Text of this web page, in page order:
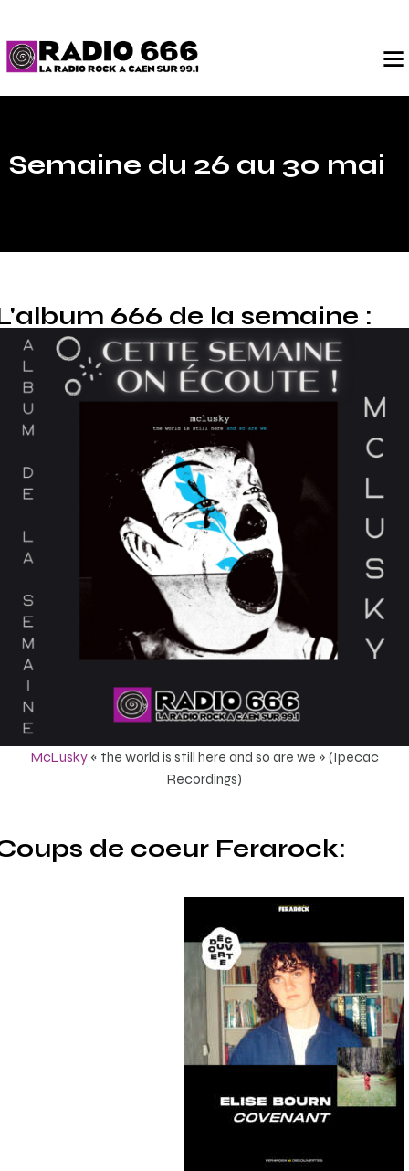
Semaine du 26 au 30 mai
666 de la semaine :
McLusky« the world is still here and so are we » (Ipecac
Recordings)
de coeur Ferarock: